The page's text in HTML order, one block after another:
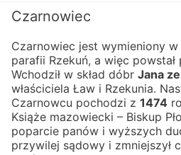
Czarnowiec
Czarnowiec jest wymieniony
parafii Rzekuń, a więc
Wchodził w skład dóbr Jana
właściciela Ław i Rzekunia.
Czarnowcu pochodzi z 1474
Książe mazowiecki – Biskup
poparcie panów i wyższych
przywilej sądowy i zmniejszył